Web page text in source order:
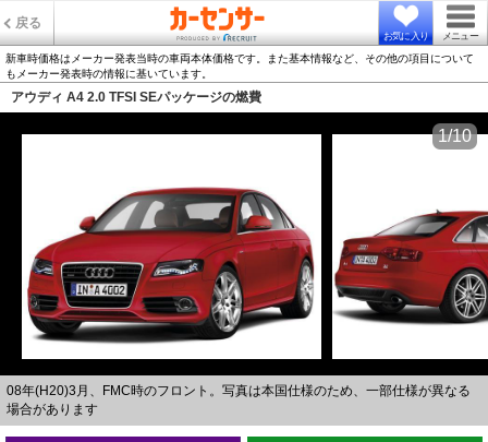
戻る
お気に入り メニュー
新車時価格はメーカー発表当時の車両本体価格です。また基本情報など、その他の項目について
もメーカー発表時の情報に基いています。
アウディ A4 2.0 TFSI SEパッケージの燃費
08年(H20)3月、FMC時のフロント。写真は本国仕様のため、一部仕様が異なる
場合があります
1/10